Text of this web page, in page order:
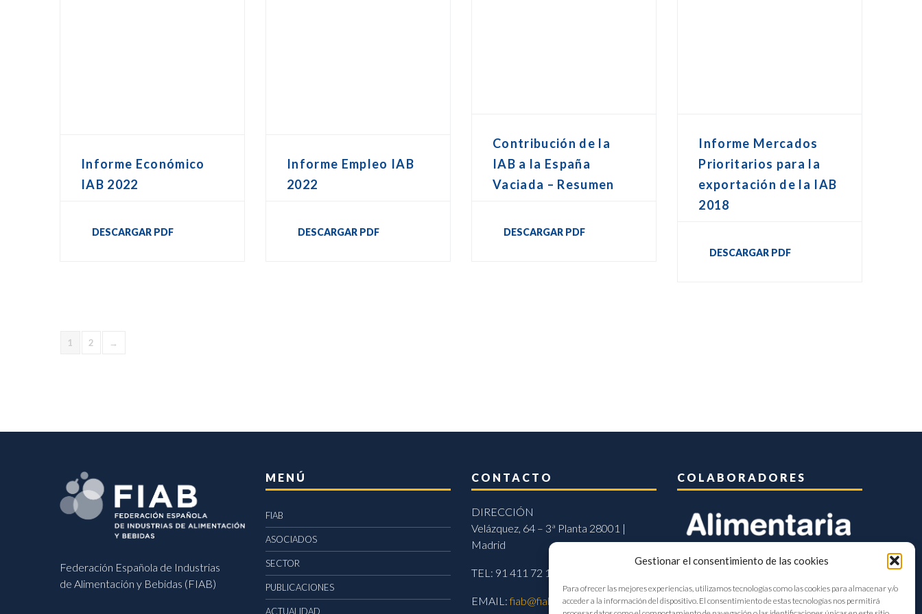
Gestionar el consentimiento de las cookies
Para ofrecer las mejores experiencias, utilizamos tecnologías como las cookies para almacenar y/o
acceder a la información del dispositivo. El consentimiento de estas tecnologías nos permitirá
Informe Económico
IAB 2022
DESCARGAR PDF
Informe Empleo IAB
2022
DESCARGAR PDF
Contribución de la
IAB a la España
Vaciada – Resumen
DESCARGAR PDF
Informe Mercados
Prioritarios para la
exportación de la IAB
2018
DESCARGAR PDF
1 2 →
Federación Española de Industrias
de Alimentación y Bebidas (FIAB)
MENÚ
FIAB
ASOCIADOS
SECTOR
PUBLICACIONES
ACTUALIDAD
CONTACTO
DIRECCIÓN
Velázquez, 64 – 3ª Planta 28001 |
Madrid
TEL: 91 411 72 11
EMAIL:fiab@fiab.es
COLABORADORES